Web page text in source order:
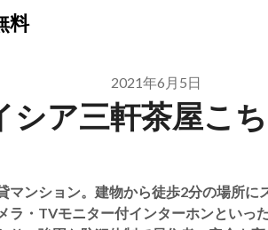
料
2021年6月5日
シア三軒茶屋こ
マンション。建物から徒歩2分の場所に
ラ・TVモニター付インターホンといっ